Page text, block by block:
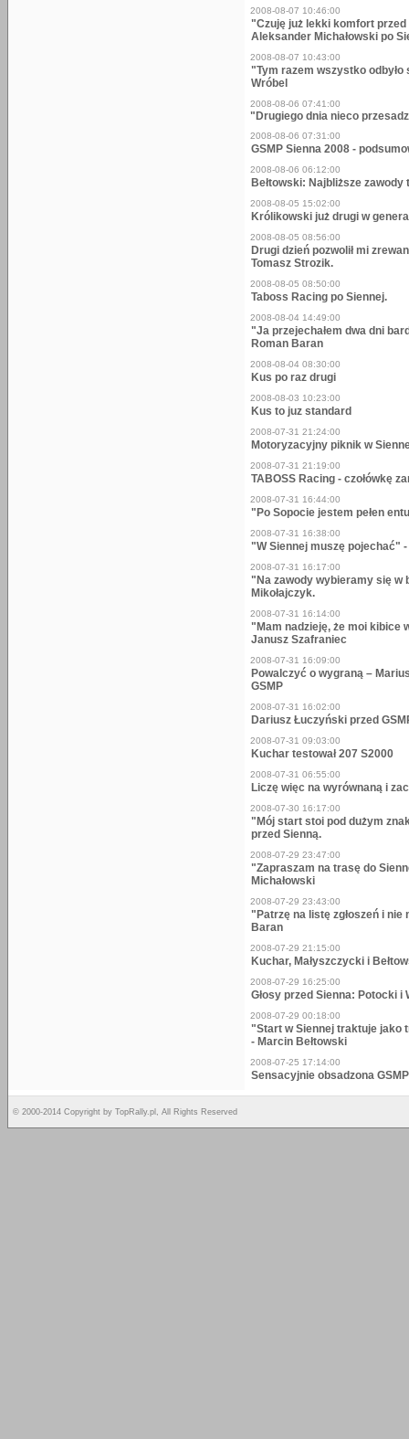
2008-08-07 10:46:00
"Czuję już lekki komfort
Aleksander Michałowski po
2008-08-07 10:43:00
"Tym razem wszystko
Wróbel
2008-08-06 07:41:00
"Drugiego dnia nieco
2008-08-06 07:31:00
GSMP Sienna 2008 -
2008-08-06 06:12:00
Bełtowski: Najbliższe zawody
2008-08-05 15:02:00
Królikowski już drugi w
2008-08-05 08:56:00
Drugi dzień pozwolił mi
Tomasz Strozik.
2008-08-05 08:50:00
Taboss Racing po Siennej.
2008-08-04 14:49:00
"Ja przejechałem dwa dni
Roman Baran
2008-08-04 08:30:00
Kus po raz drugi
2008-08-03 10:23:00
Kus to juz standard
2008-07-31 21:24:00
Motoryzacyjny piknik w
2008-07-31 21:19:00
TABOSS Racing - czołówkę
2008-07-31 16:44:00
"Po Sopocie jestem pełen
2008-07-31 16:38:00
"W Siennej muszę pojechać" -
2008-07-31 16:17:00
"Na zawody wybieramy się w
Mikołajczyk.
2008-07-31 16:14:00
"Mam nadzieję, że moi kibice
Janusz Szafraniec
2008-07-31 16:09:00
Powalczyć o wygraną –
GSMP
2008-07-31 16:02:00
Dariusz Łuczyński przed
2008-07-31 09:03:00
Kuchar testował 207 S2000
2008-07-31 06:55:00
Liczę więc na wyrównaną i
2008-07-30 16:17:00
"Mój start stoi pod dużym
przed Sienną.
2008-07-29 23:47:00
"Zapraszam na trasę do
Michałowski
2008-07-29 23:43:00
"Patrzę na listę zgłoszeń i
Baran
2008-07-29 21:15:00
Kuchar, Małyszczycki i
2008-07-29 16:25:00
Głosy przed Sienna: Potocki i
2008-07-29 00:18:00
"Start w Siennej traktuje jako
- Marcin Bełtowski
2008-07-25 17:14:00
Sensacyjnie obsadzona
© 2000-2014 Copyright by TopRally.pl, All Rights Reserved